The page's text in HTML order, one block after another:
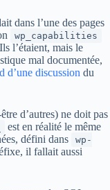
dans l’une des pages
wp_capabilities
l’étaient, mais le
mal documentée,
d’une discussion du
d’autres) ne doit pas
est en réalité le même
défini dans
wp-
il fallait aussi